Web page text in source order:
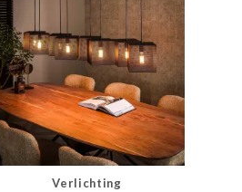
Verlichting